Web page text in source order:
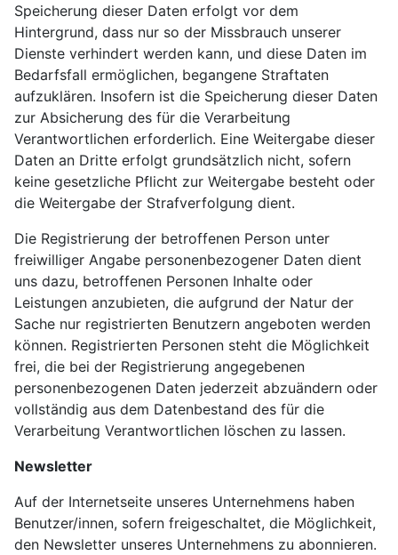
Speicherung dieser Daten erfolgt vor dem
Hintergrund, dass nur so der Missbrauch unserer
Dienste verhindert werden kann, und diese Daten im
Bedarfsfall ermöglichen, begangene Straftaten
aufzuklären. Insofern ist die Speicherung dieser Daten
zur Absicherung des für die Verarbeitung
Verantwortlichen erforderlich. Eine Weitergabe dieser
Daten an Dritte erfolgt grundsätzlich nicht, sofern
keine gesetzliche Pflicht zur Weitergabe besteht oder
die Weitergabe der Strafverfolgung dient.
Die Registrierung der betroffenen Person unter
freiwilliger Angabe personenbezogener Daten dient
uns dazu, betroffenen Personen Inhalte oder
Leistungen anzubieten, die aufgrund der Natur der
Sache nur registrierten Benutzern angeboten werden
können. Registrierten Personen steht die Möglichkeit
frei, die bei der Registrierung angegebenen
personenbezogenen Daten jederzeit abzuändern oder
vollständig aus dem Datenbestand des für die
Verarbeitung Verantwortlichen löschen zu lassen.
Newsletter
Auf der Internetseite unseres Unternehmens haben
Benutzer/innen, sofern freigeschaltet, die Möglichkeit,
den Newsletter unseres Unternehmens zu abonnieren.